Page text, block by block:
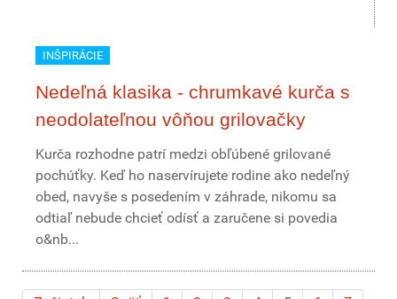
INŠPIRÁCIE
Nedeľná klasika - chrumkavé kurča s
neodolateľnou vôňou grilovačky
Kurča rozhodne patrí medzi obľúbené grilované
pochúťky. Keď ho naservírujete rodine ako nedeľný
obed, navyše s posedením v záhrade, nikomu sa
odtiaľ nebude chcieť odísť a zaručene si povedia
o&nb...